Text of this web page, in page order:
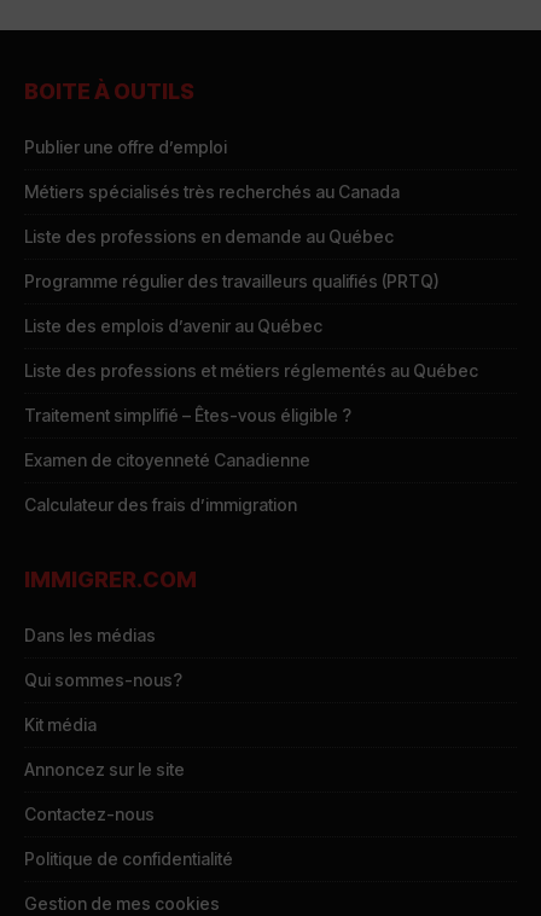
BOITE À OUTILS
Publier une offre d’emploi
Métiers spécialisés très recherchés au Canada
Liste des professions en demande au Québec
Programme régulier des travailleurs qualifiés (PRTQ)
Liste des emplois d’avenir au Québec
Liste des professions et métiers réglementés au Québec
Traitement simplifié – Êtes-vous éligible ?
Examen de citoyenneté Canadienne
Calculateur des frais d’immigration
IMMIGRER.COM
Dans les médias
Qui sommes-nous?
Kit média
Annoncez sur le site
Contactez-nous
Politique de confidentialité
Gestion de mes cookies